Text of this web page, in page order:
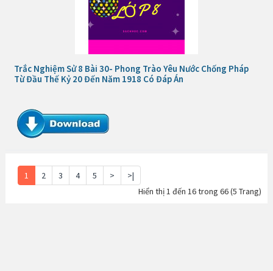
Trắc Nghiệm Sử 8 Bài 30- Phong Trào Yêu Nước Chống Pháp
Từ Đầu Thế Kỷ 20 Đến Năm 1918 Có Đáp Án
1 2 3 4 5 >
>|
Hiển thị 1 đến 16 trong 66 (5 Trang)